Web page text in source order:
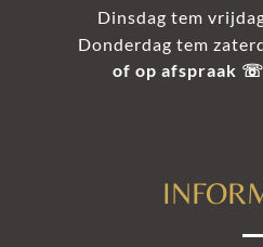
Dinsdag tem
Donderdag tem
of op afspraak